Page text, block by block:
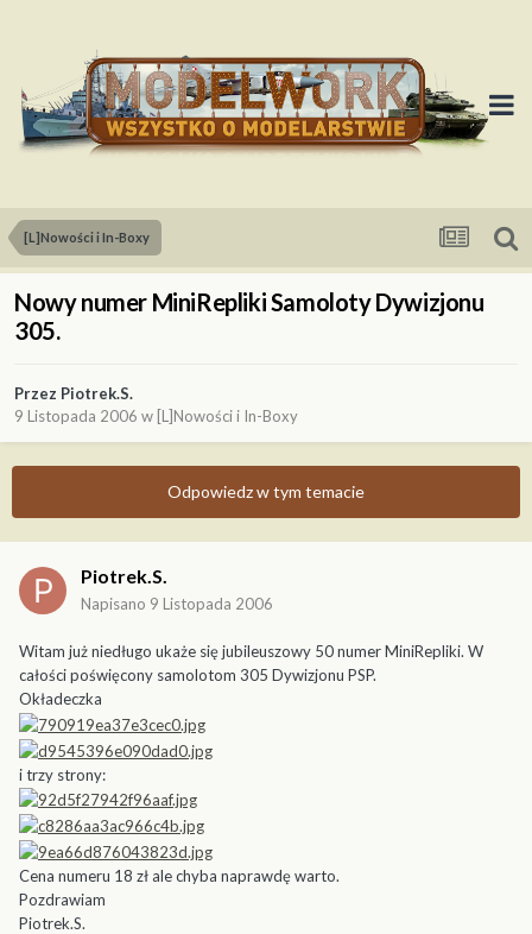
[L]Nowości i In-Boxy
Nowy numer MiniRepliki Samoloty Dywizjonu
305.
Przez Piotrek.S.
9 Listopada 2006 w [L]Nowości i In-Boxy
Odpowiedz w tym temacie
Piotrek.S.
Napisano 9 Listopada 2006
Witam już niedługo ukaże się jubileuszowy 50 numer MiniRepliki. W
całości poświęcony samolotom 305 Dywizjonu PSP.
Okładeczka
i trzy strony:
Cena numeru 18 zł ale chyba naprawdę warto.
Pozdrawiam
Piotrek.S.